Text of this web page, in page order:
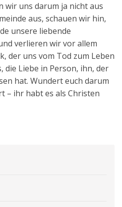
wir uns darum ja nicht aus
aus, schauen wir hin,
unsere liebende
verlieren wir vor allem
der uns vom Tod zum Leben
die Liebe in Person, ihn, der
hat. Wundert euch darum
– ihr habt es als Christen